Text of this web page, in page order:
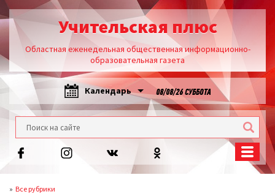
Учительская плюс
Областная еженедельная общественная информационно-
образовательная газета
Календарь 08/08/26 СУББОТА
Все рубрики